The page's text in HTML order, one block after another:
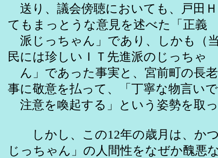
送り、議会傍聴においても、戸田
てもまっとうな意見を述べた「正義
派じっちゃん」であり、しかも（
民には珍しいＩＴ先進派のじっちゃ
ん」であった事実と、宮前町の長
事に敬意を払って、「丁寧な物言いで
注意を喚起する」という姿勢を取
しかし、この12年の歳月は、か
じっちゃん」の人間性をなぜか醜悪